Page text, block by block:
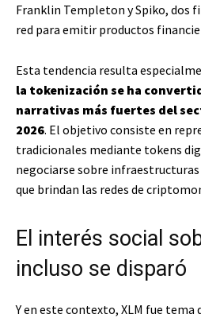
Franklin Templeton y Spiko, dos
red para emitir productos
Esta tendencia resulta
la tokenización se ha
narrativas más fuertes del
2026. El objetivo consiste en
tradicionales mediante tokens
negociarse sobre
que brindan las redes de
El interés social
incluso se disparó
Y en este contexto, XLM fue tema